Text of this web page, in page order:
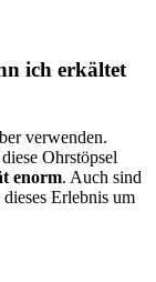
ich erkältet
verwenden.
Ohrstöpsel
enorm. Auch sind
Erlebnis um